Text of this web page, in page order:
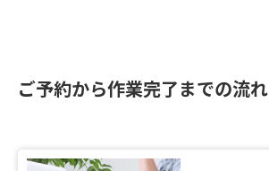
ご予約から作業完了までの流れ